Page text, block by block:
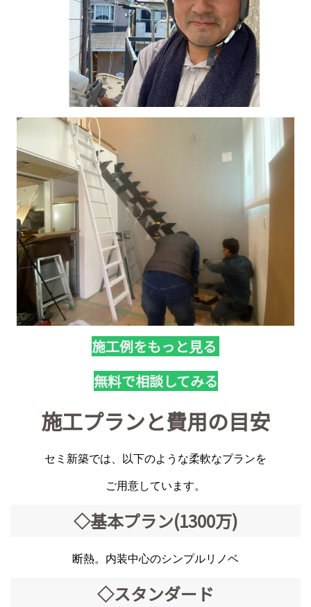
施工例をもっと見る
無料で相談してみる
施工プランと費用の目安
セミ新築では、以下のような柔軟なプランを
ご用意しています。
◇基本プラン(1300万)
断熱。内装中心のシンプルリノベ
◇スタンダード